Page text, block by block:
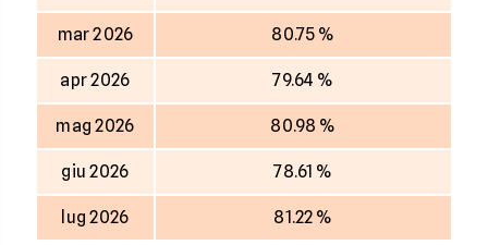
mar 2026 80.75 %
apr 2026 79.64 %
mag 2026 80.98 %
giu 2026 78.61 %
lug 2026 81.22 %